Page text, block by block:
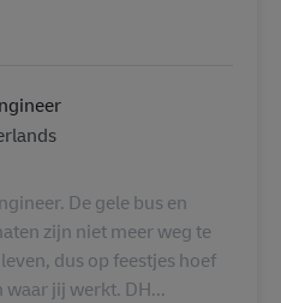
De gele bus en
zijn niet meer weg te
dus op feestjes hoef
jij werkt. DH...